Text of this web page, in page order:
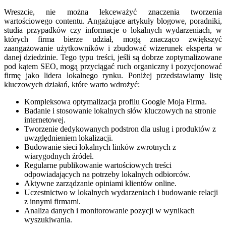
Wreszcie, nie można lekceważyć znaczenia tworzenia
wartościowego contentu. Angażujące artykuły blogowe, poradniki,
studia przypadków czy informacje o lokalnych wydarzeniach, w
których firma bierze udział, mogą znacząco zwiększyć
zaangażowanie użytkowników i zbudować wizerunek eksperta w
danej dziedzinie. Tego typu treści, jeśli są dobrze zoptymalizowane
pod kątem SEO, mogą przyciągać ruch organiczny i pozycjonować
firmę jako lidera lokalnego rynku. Poniżej przedstawiamy listę
kluczowych działań, które warto wdrożyć:
Kompleksowa optymalizacja profilu Google Moja Firma.
Badanie i stosowanie lokalnych słów kluczowych na stronie
internetowej.
Tworzenie dedykowanych podstron dla usług i produktów z
uwzględnieniem lokalizacji.
Budowanie sieci lokalnych linków zwrotnych z
wiarygodnych źródeł.
Regularne publikowanie wartościowych treści
odpowiadających na potrzeby lokalnych odbiorców.
Aktywne zarządzanie opiniami klientów online.
Uczestnictwo w lokalnych wydarzeniach i budowanie relacji
z innymi firmami.
Analiza danych i monitorowanie pozycji w wynikach
wyszukiwania.